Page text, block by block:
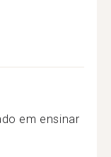
em ensinar